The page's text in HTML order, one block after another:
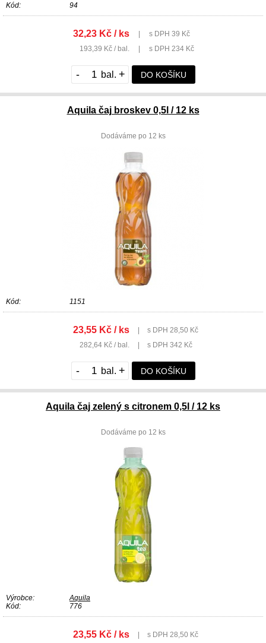
Kód: 94
32,23 Kč / ks
s DPH 39 Kč
193,39 Kč / bal.
s DPH 234 Kč
- + DO KOŠÍKU
Aquila čaj broskev 0,5l / 12 ks
Dodáváme po 12 ks
Kód: 1151
23,55 Kč / ks
s DPH 28,50 Kč
282,64 Kč / bal.
s DPH 342 Kč
- + DO KOŠÍKU
Aquila čaj zelený s citronem 0,5l / 12 ks
Dodáváme po 12 ks
Výrobce:
Aquila
Kód:
776
23,55 Kč / ks
s DPH 28,50 Kč